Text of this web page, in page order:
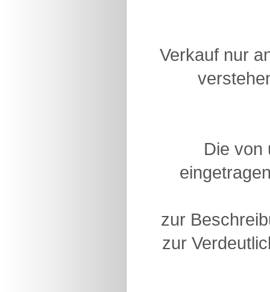
Verkauf nur
Die von
zur
zur